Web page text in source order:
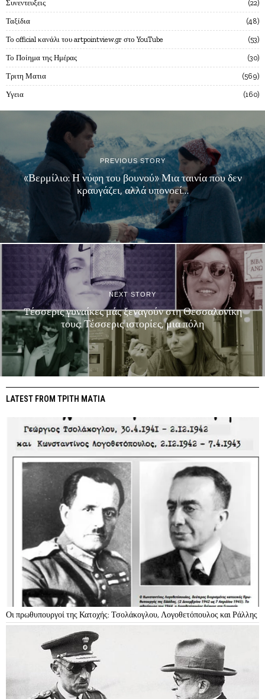
Συνεντευξεις 22
Ταξίδια 48
Το official κανάλι του artpointview.gr στο YouTube 53
Το Ποίημα της Ημέρας 30
Τριτη Ματια 569
Υγεια 160
PREVIOUS STORY
«Βερμίλιο: Η νύφη του βουνού» Μια ταινία που δεν
κραυγάζει, αλλά υπονοεί…
NEXT STORY
Tέσσερις γυναίκες μάς ξεναγούν στη Θεσσαλονίκη
τους: Τέσσερις ιστορίες, μια πόλη
LATEST FROM ΤΡΙΤΗ ΜΑΤΙΑ
Οι πρωθυπουργοί της Κατοχής: Τσολάκογλου, Λογοθετόπουλος και Ράλλης